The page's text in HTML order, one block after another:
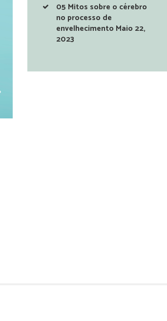
05 Mitos sobre o cérebro
no processo de
envelhecimento Maio 22,
2023